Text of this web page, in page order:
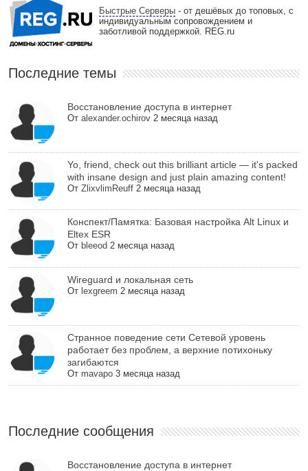
Быстрые Серверы - от дешёвых до топовых, с
индивидуальным сопровождением и
заботливой поддержкой. REG.ru
Последние темы
Восстановление доступа в интернет
От alexander.ochirov 2 месяца назад
Yo, friend, check out this brilliant article — it's packed
with insane design and just plain amazing content!
От ZlixvlimReuff 2 месяца назад
Конспект/Памятка: Базовая настройка Alt Linux и
Eltex ESR
От bleeod 2 месяца назад
Wireguard и локальная сеть
От lexgreem 2 месяца назад
Cтранное поведение сети Сетевой уровень
работает без проблем, а верхние потихоньку
загибаются
От mavapo 3 месяца назад
Последние сообщения
Восстановление доступа в интернет